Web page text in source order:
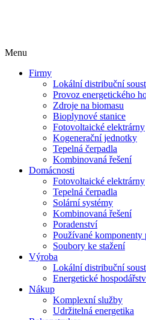
Menu
Firmy
Lokální distribuční
Provoz energetického
Zdroje na biomasu
Bioplynové stanice
Fotovoltaické elektrárny
Kogenerační jednotky
Tepelná čerpadla
Kombinovaná řešení
Domácnosti
Fotovoltaické elektrárny
Tepelná čerpadla
Solární systémy
Kombinovaná řešení
Poradenství
Používané komponenty
Soubory ke stažení
Výroba
Lokální distribuční
Energetické
Nákup
Komplexní služby
Udržitelná energetika